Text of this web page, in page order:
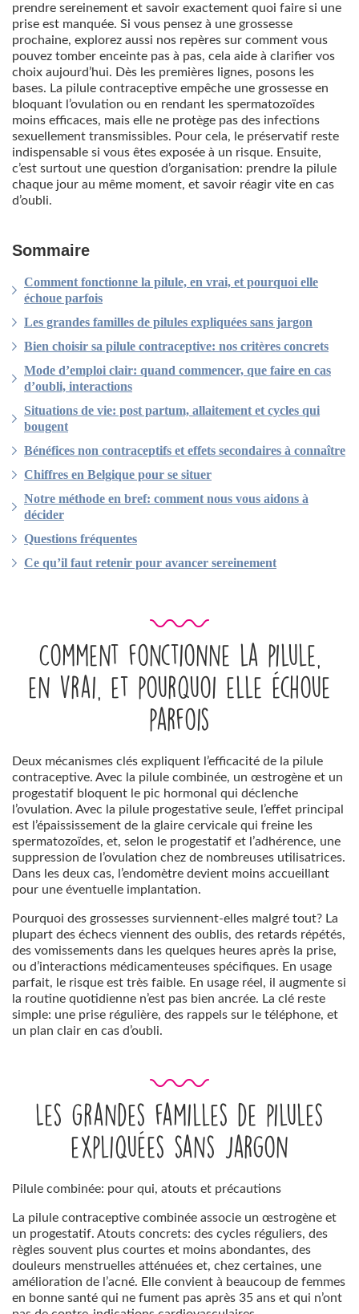
prendre sereinement et savoir exactement quoi faire si une
prise est manquée. Si vous pensez à une grossesse
prochaine, explorez aussi nos repères sur comment vous
pouvez tomber enceinte pas à pas, cela aide à clarifier vos
choix aujourd’hui. Dès les premières lignes, posons les
bases. La pilule contraceptive empêche une grossesse en
bloquant l’ovulation ou en rendant les spermatozoïdes
moins efficaces, mais elle ne protège pas des infections
sexuellement transmissibles. Pour cela, le préservatif reste
indispensable si vous êtes exposée à un risque. Ensuite,
c’est surtout une question d’organisation: prendre la pilule
chaque jour au même moment, et savoir réagir vite en cas
d’oubli.
Sommaire
Comment fonctionne la pilule, en vrai, et pourquoi elle
échoue parfois
Les grandes familles de pilules expliquées sans jargon
Bien choisir sa pilule contraceptive: nos critères concrets
Mode d’emploi clair: quand commencer, que faire en cas
d’oubli, interactions
Situations de vie: post partum, allaitement et cycles qui
bougent
Bénéfices non contraceptifs et effets secondaires à connaître
Chiffres en Belgique pour se situer
Notre méthode en bref: comment nous vous aidons à
décider
Questions fréquentes
Ce qu’il faut retenir pour avancer sereinement
Comment fonctionne la pilule,
en vrai, et pourquoi elle échoue
parfois
Deux mécanismes clés expliquent l’efficacité de la pilule
contraceptive. Avec la pilule combinée, un œstrogène et un
progestatif bloquent le pic hormonal qui déclenche
l’ovulation. Avec la pilule progestative seule, l’effet principal
est l’épaississement de la glaire cervicale qui freine les
spermatozoïdes, et, selon le progestatif et l’adhérence, une
suppression de l’ovulation chez de nombreuses utilisatrices.
Dans les deux cas, l’endomètre devient moins accueillant
pour une éventuelle implantation.
Pourquoi des grossesses surviennent-elles malgré tout? La
plupart des échecs viennent des oublis, des retards répétés,
des vomissements dans les quelques heures après la prise,
ou d’interactions médicamenteuses spécifiques. En usage
parfait, le risque est très faible. En usage réel, il augmente si
la routine quotidienne n’est pas bien ancrée. La clé reste
simple: une prise régulière, des rappels sur le téléphone, et
un plan clair en cas d’oubli.
Les grandes familles de pilules
expliquées sans jargon
Pilule combinée: pour qui, atouts et précautions
La pilule contraceptive combinée associe un œstrogène et
un progestatif. Atouts concrets: des cycles réguliers, des
règles souvent plus courtes et moins abondantes, des
douleurs menstruelles atténuées et, chez certaines, une
amélioration de l’acné. Elle convient à beaucoup de femmes
en bonne santé qui ne fument pas après 35 ans et qui n’ont